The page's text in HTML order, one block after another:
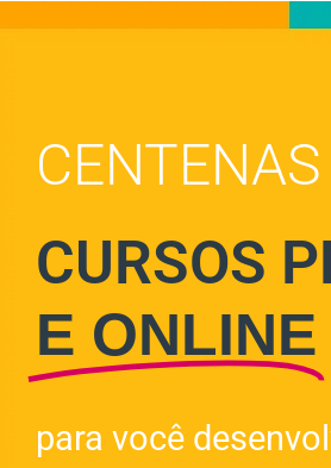
CURSOS
E ONLINE
para você